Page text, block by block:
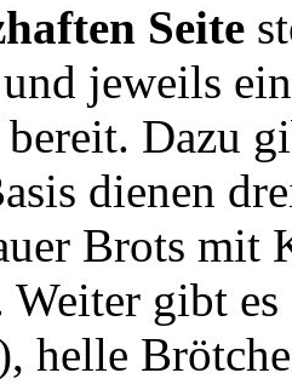
Seite
jeweils
Dazu
dienen
Brots mit
gibt
helle